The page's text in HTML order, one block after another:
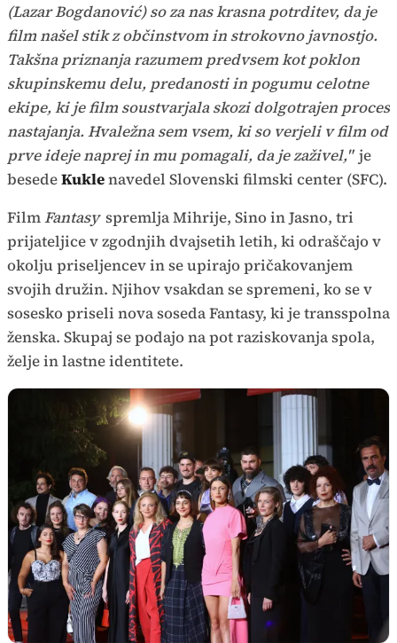
(Lazar Bogdanović) so za nas krasna potrditev, da je
film našel stik z občinstvom in strokovno javnostjo.
Takšna priznanja razumem predvsem kot poklon
skupinskemu delu, predanosti in pogumu celotne
ekipe, ki je film soustvarjala skozi dolgotrajen proces
nastajanja. Hvaležna sem vsem, ki so verjeli v film od
prve ideje naprej in mu pomagali, da je zaživel," je
besedeKuklenavedel Slovenski filmski center (SFC).
FilmFantasy spremlja Mihrije, Sino in Jasno, tri
prijateljice v zgodnjih dvajsetih letih, ki odraščajo v
okolju priseljencev in se upirajo pričakovanjem
svojih družin. Njihov vsakdan se spremeni, ko se v
sosesko priseli nova soseda Fantasy, ki je transspolna
ženska. Skupaj se podajo na pot raziskovanja spola,
želje in lastne identitete.